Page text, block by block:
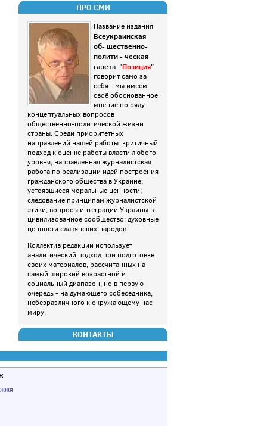
ПРО СМИ
Название издания
Всеукраинская
об- щественно-
полити - ческая
газета "Позиция"
говорит само за
себя - мы имеем
своё обоснованное
мнение по ряду
концептуальных вопросов
общественно-политической жизни
страны. Среди приоритетных
направлений нашей работы: критичный
подход к оценке работы власти любого
уровня; направленная журналистская
работа по реализации идей построения
гражданского общества в Украине;
устоявшиеся моральные ценности;
следование принципам журналистской
этики; вопросы интеграции Украины в
цивилизованное сообщество; духовные
ценности славянских народов.
Коллектив редакции использует
аналитический подход при подготовке
своих материалов, рассчитанных на
самый широкий возрастной и
социальный диапазон, но в первую
очередь - на думающего собеседника,
небезразличного к окружающему нас
миру.
КОНТАКТЫ